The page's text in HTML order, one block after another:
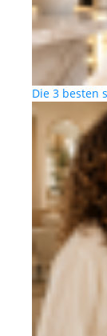
Die 3 besten